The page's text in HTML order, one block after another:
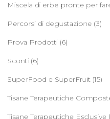
Miscela di erbe pronte per
Percorsi di degustazione (3)
Prova Prodotti (6)
Sconti (6)
SuperFood e SuperFruit (15)
Tisane Terapeutiche
Tisane Terapeutiche Esclusive